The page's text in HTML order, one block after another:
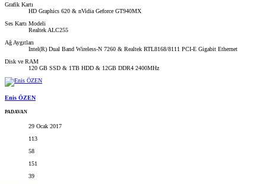
Grafik Kartı
HD Graphics 620 & nVidia Geforce GT940MX
Ses Kartı Modeli
Realtek ALC255
Ağ Aygıtları
Intel(R) Dual Band Wireless-N 7260 & Realtek RTL8168/8111 PCI-E Gigabit Ethernet
Disk ve RAM
120 GB SSD & 1TB HDD & 12GB DDR4 2400MHz
Enis ÖZEN
PADAVAN
29 Ocak 2017
113
58
151
39